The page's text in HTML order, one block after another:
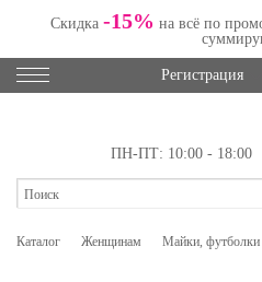
Скидка -15% на всё по
Регистрация
ПН-ПТ: 10:00 - 18:00
Каталог Женщинам Майки, футболки